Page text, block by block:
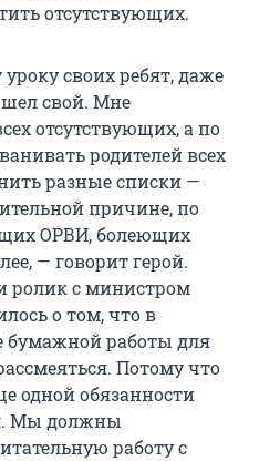
отсутствующих.
своих ребят, даже
шел свой. Мне
отсутствующих, а по
родителей всех
разные списки —
причине, по
ОРВИ, болеющих
— говорит герой.
ролик с министром
о том, что в
бумажной работы для
Потому что
одной обязанности
Мы должны
работу с